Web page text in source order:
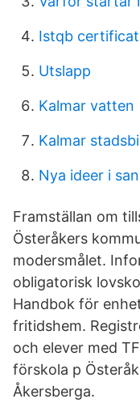
Istqb
Utslapp
Kalmar vatten
Kalmar
Nya ideer i
Framställan om
Österåkers
modersmålet.
obligatorisk
Handbok för
fritidshem.
och elever med
förskola p
Åkersberga.